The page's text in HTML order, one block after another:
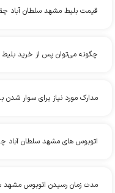
قیمت بلیط مشهد سلطان آباد
چگونه می‌توان پس از خرید
مدارک مورد نیاز برای سوار
اتوبوس های مشهد سلطان آباد چه
مدت زمان رسیدن اتوبوس مشهد